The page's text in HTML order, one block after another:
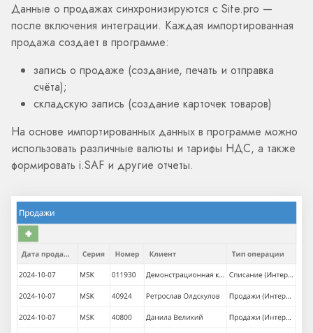
Данные о продажах синхронизируются с Site.pro —
после включения интеграции. Каждая импортированная
продажа создает в программе:
запись о продаже (создание, печать и отправка
счёта);
складскую запись (создание карточек товаров)
На основе импортированных данных в программе можно
использовать различные валюты и тарифы НДС, а также
формировать i.SAF и другие отчеты.